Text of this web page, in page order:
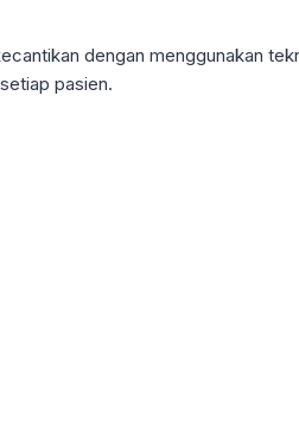
dengan menggunakan
pasien.